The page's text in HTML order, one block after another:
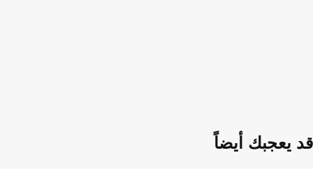
قد يعجبك أيضاً